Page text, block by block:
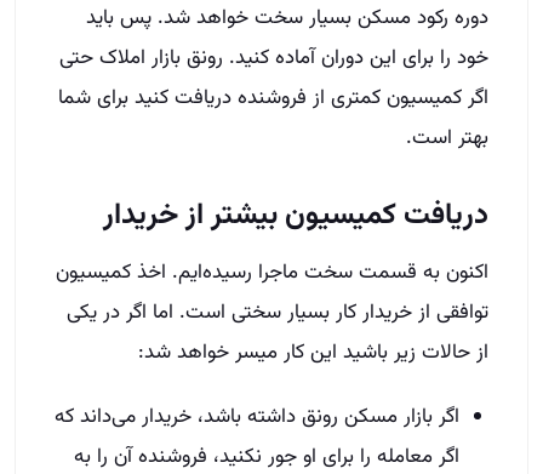
دوره رکود مسکن بسیار سخت خواهد شد. پس باید
خود را برای این دوران آماده کنید. رونق بازار املاک حتی
اگر کمیسیون کمتری از فروشنده دریافت کنید برای شما
بهتر است.
دریافت کمیسیون بیشتر از خریدار
اکنون به قسمت سخت ماجرا رسیده‌ایم. اخذ کمیسیون
توافقی از خریدار کار بسیار سختی است. اما اگر در یکی
از حالات زیر باشید این کار میسر خواهد شد:
اگر بازار مسکن رونق داشته باشد، خریدار می‌داند که
اگر معامله را برای او جور نکنید، فروشنده آن را به